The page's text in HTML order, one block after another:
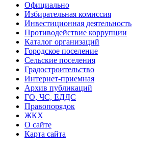
Официально
Избирательная комиссия
Инвестиционная деятельность
Противодействие коррупции
Каталог организаций
Городское поселение
Сельские поселения
Градостроительство
Интернет-приемная
Архив публикаций
ГО, ЧС, ЕДДС
Правопорядок
ЖКХ
О сайте
Карта сайта